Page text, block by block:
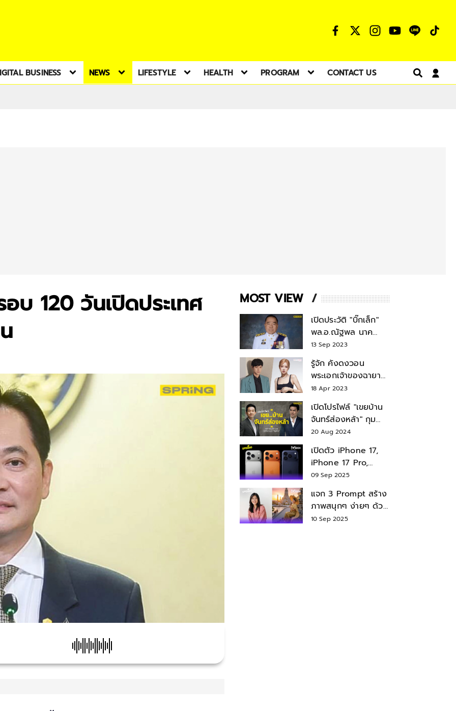
BUSINESS NEWS LIFESTYLE HEALTH PROGRAM CONTACT US
บ 120 วันเปิดประเทศ
MOST VIEW
เปิดประวัติ "บิ๊กเล็ก"
พล.อ.ณัฐพล นาค
พาณิชย์ จากเลขาฯ
สมช.-เลขาฯ
รมว.กลาโหม
13 Sep 2023
รู้จัก คังดงวอน
พระเอกเจ้าของฉายา
สมบัติแห่งชาติ หลังมี
18 Apr 2023
เปิดโปรไฟล์ "เขยบ้าน
จันทร์ส่องหล้า" กุม
บังเหียนธุรกิจตระกูล
"ชินวัตร"
20 Aug 2024
เปิดตัว iPhone 17,
iPhone 17 Pro,
iPhone 17 Air สเปค
09 Sep 2025
แจก 3 Prompt สร้าง
ภาพสนุกๆ ง่ายๆ ด้วย
Nano Banana ใน
10 Sep 2025